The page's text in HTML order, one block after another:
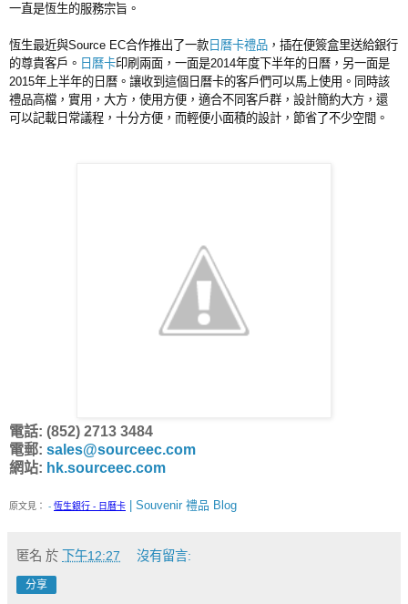
一直是恆生的服務宗旨。
恆生最近與Source EC合作推出了一款 日曆卡禮品 ，插在便簽盒里送給銀行
的尊貴客戶。 日曆卡印刷兩面，一面是2014年度下半年的日曆，另一面是
2015年上半年的日曆。讓收到這個日曆卡的客戶們可以馬上使用。同時該
禮品高檔，實用，大方，使用方便，適合不同客戶群，設計簡約大方，還
可以記載日常議程，十分方便，而輕便小面積的設計，節省了不少空間。
電話: (852) 2713 3484
電郵: sales@sourceec.com
網站: hk.sourceec.com
原文見： - 恆生銀行 - 日曆卡 | Souvenir 禮品 Blog
匿名 於 下午12:27 沒有留言:
分享